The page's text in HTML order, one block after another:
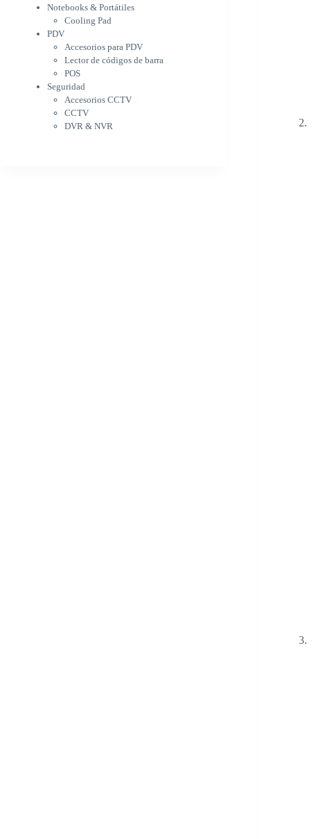
PDV
Accesorios para PDV
POS
Seguridad
Accesorios CCTV
CCTV
DVR & NVR
Sin categorizar
Notebooks & Portátiles
Cooling Pad
PDV
Accesorios para PDV
Lector de códigos de barra
POS
Seguridad
Accesorios CCTV
CCTV
DVR & NVR